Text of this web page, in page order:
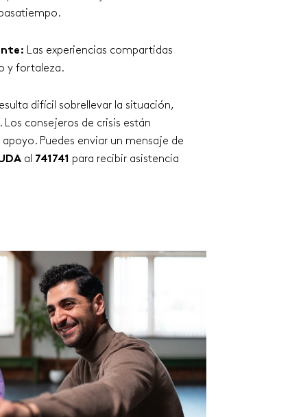
Las experiencias compartidas
y fortaleza.
difícil sobrellevar la situación,
Los consejeros de crisis están
Puedes enviar un mensaje de
al 741741 para recibir asistencia